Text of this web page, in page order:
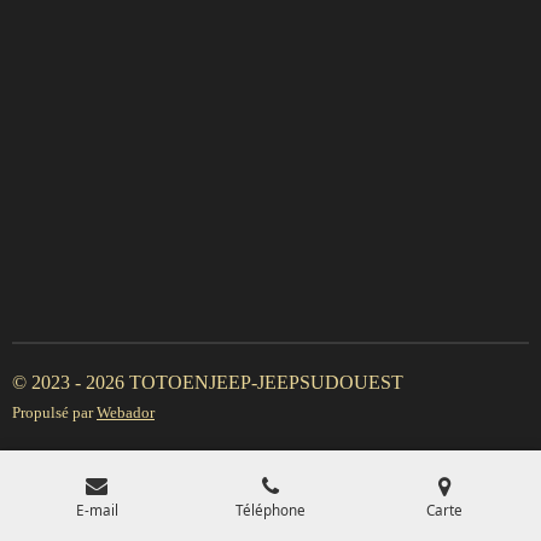
© 2023 - 2026 TOTOENJEEP-JEEPSUDOUEST
Propulsé parWebador
E-mail Téléphone Carte